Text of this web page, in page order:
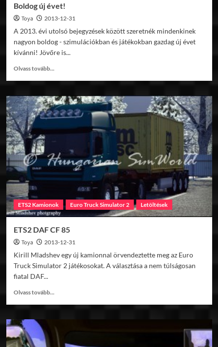
Boldog új évet!
Toya 2013-12-31
A 2013. évi utolsó bejegyzések között szeretnék mindenkinek
nagyon boldog - szimulációkban és játékokban gazdag új évet
kívánni! Jövőre is...
Olvass tovább...
Boldog
új
évet!
ETS2 Kamionok Euro Truck Simulator 2 Letöltések
ETS2 DAF CF 85
Toya 2013-12-31
Kirill Mladshev egy új kamionnal örvendeztette meg az Euro
Truck Simulator 2 játékosokat. A választása a nem túlságosan
fiatal DAF...
Olvass tovább...
DAF
CF